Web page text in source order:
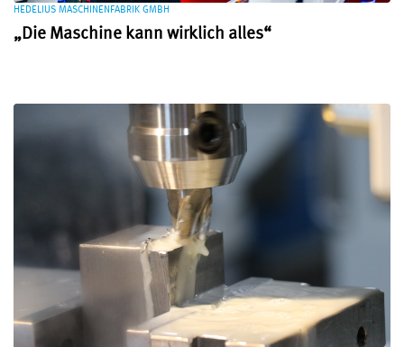
HEDELIUS MASCHINENFABRIK GMBH
„Die Maschine kann wirklich alles“